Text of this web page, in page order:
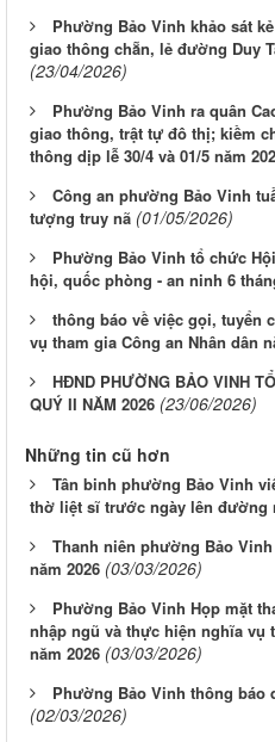
Phường Bảo Vinh khảo sát
giao thông chẵn, lẻ đường Duy
(23/04/2026)
Phường Bảo Vinh ra quân
giao thông, trật tự đô thị; kiềm
thông dịp lễ 30/4 và 01/5 năm
Công an phường Bảo Vinh
tượng truy nã (01/05/2026)
Phường Bảo Vinh tổ chức
hội, quốc phòng - an ninh 6
thông báo về việc gọi, tuyển
vụ tham gia Công an Nhân dân
HĐND PHƯỜNG BẢO VINH
QUÝ II NĂM 2026 (23/06/2026)
Những tin cũ hơn
Tân binh phường Bảo Vinh
thờ liệt sĩ trước ngày lên đường
Thanh niên phường Bảo
năm 2026 (03/03/2026)
Phường Bảo Vinh Họp mặt
nhập ngũ và thực hiện nghĩa vụ
năm 2026 (03/03/2026)
Phường Bảo Vinh thông báo
(02/03/2026)